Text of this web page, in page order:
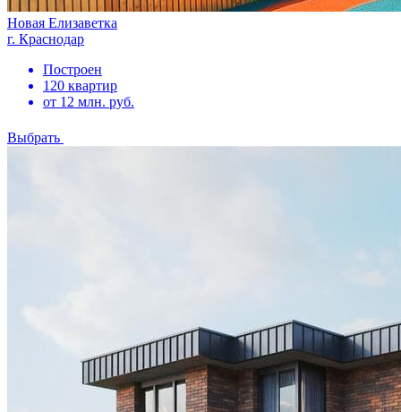
Новая Елизаветка
г. Краснодар
Построен
120 квартир
от 12 млн. руб.
Выбрать